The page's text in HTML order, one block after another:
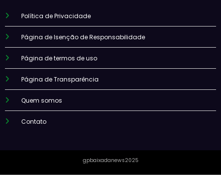
Política de Privacidade
Página de Isenção de Responsabilidade
Página de termos de uso
Página de Transparência
Quem somos
Contato
gpbaixadanews2025